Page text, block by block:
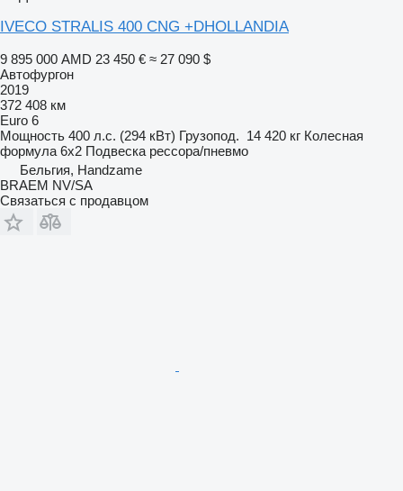
IVECO STRALIS 400 CNG +DHOLLANDIA
9 895 000 AMD 23 450 € ≈ 27 090 $
Автофургон
2019
372 408 км
Euro 6
Мощность 400 л.с. (294 кВт) Грузопод. 14 420 кг Колесная
формула 6x2 Подвеска рессора/пневмо
Бельгия, Handzame
BRAEM NV/SA
Связаться с продавцом